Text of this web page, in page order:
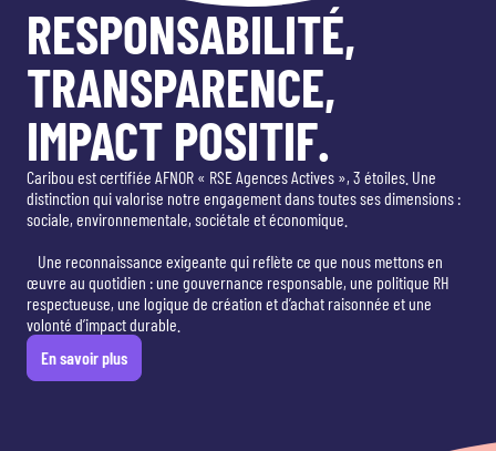
RESPONSABILITÉ,
TRANSPARENCE,
IMPACT POSITIF.
Caribou est certifiée AFNOR « RSE Agences Actives », 3 étoiles. Une
distinction qui valorise notre engagement dans toutes ses dimensions :
sociale, environnementale, sociétale et économique.
Une reconnaissance exigeante qui reflète ce que nous mettons en
œuvre au quotidien : une gouvernance responsable, une politique RH
respectueuse, une logique de création et d’achat raisonnée et une
volonté d’impact durable.
En savoir plus